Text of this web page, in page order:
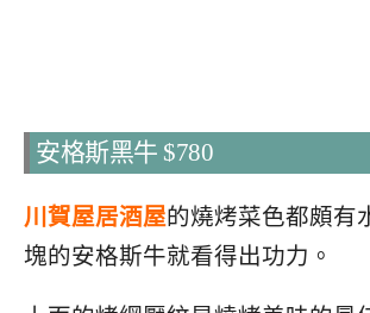
安格斯黑牛 $780
川賀屋居酒屋的燒烤菜色都頗有
塊的安格斯牛就看得出功力。